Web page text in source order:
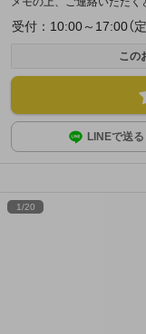
受付：10:00～17:00（
この
LINEで送る
1/20